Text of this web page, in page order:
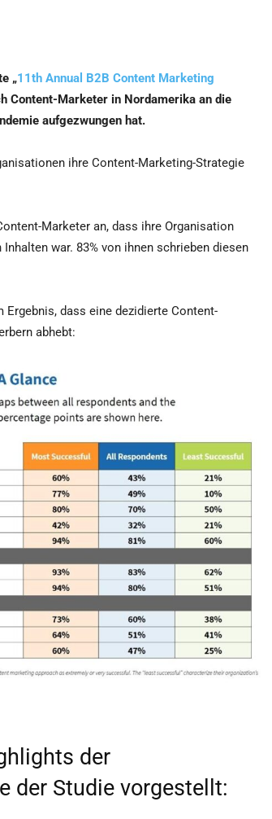
„11th Annual B2B Content Marketing
Content-Marketer in Nordamerika an die
aufgezwungen hat.
ihre Content-Marketing-Strategie
Marketer an, dass ihre Organisation
war. 83% von ihnen schrieben diesen
Ergebnis, dass eine dezidierte Content-
abhebt:
der
der Studie vorgestellt: